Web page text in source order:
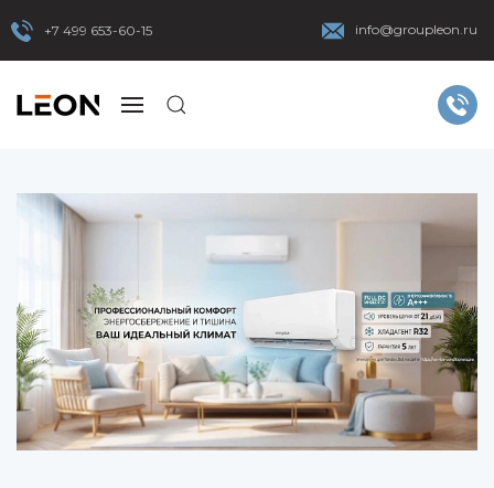
+7 499 653-60-15 info@groupleon.ru